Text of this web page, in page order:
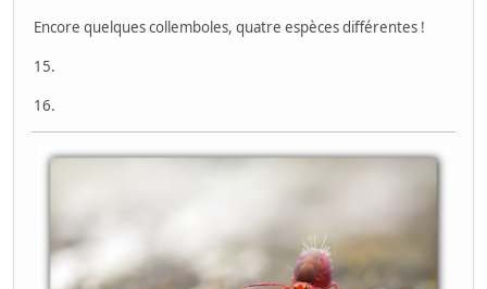
Encore quelques collemboles, quatre espèces différentes !
15.
16.